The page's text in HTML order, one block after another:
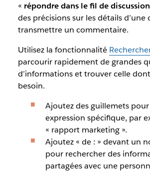
« répondre dans le fil de discussion
des précisions sur les détails d’une
transmettre un commentaire.
Utilisez la fonctionnalité
parcourir rapidement de grandes
d’informations et trouver celle
besoin.
Ajoutez des guillemets
expression spécifique, par
« rapport marketing ».
Ajoutez « de : » devant un
pour rechercher des
partagées avec une